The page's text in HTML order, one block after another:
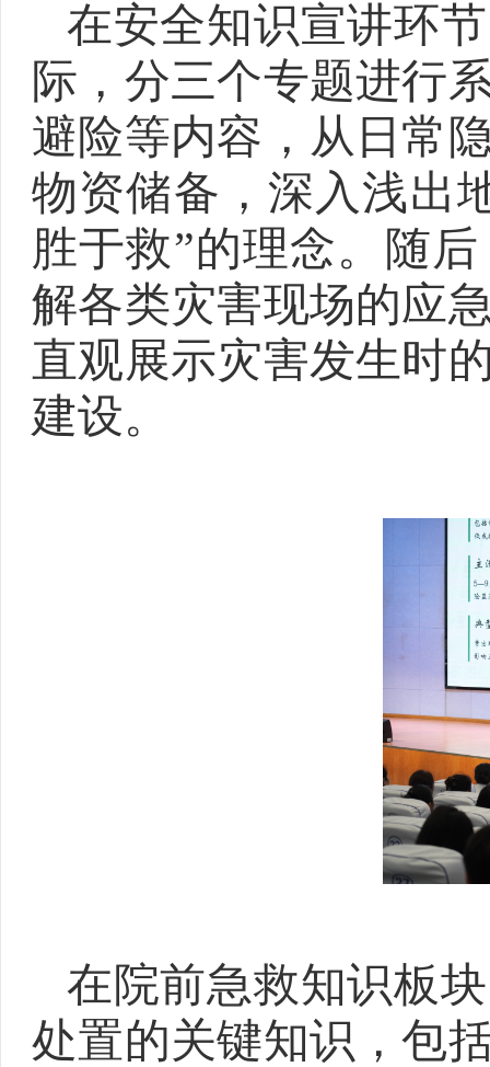
在安全知识宣讲环
际，分三个专题进行
避险等内容，从日常
物资储备，深入浅出
胜于救”的理念。随
解各类灾害现场的应
直观展示灾害发生时
建设。
在院前急救知识板
处置的关键知识，包